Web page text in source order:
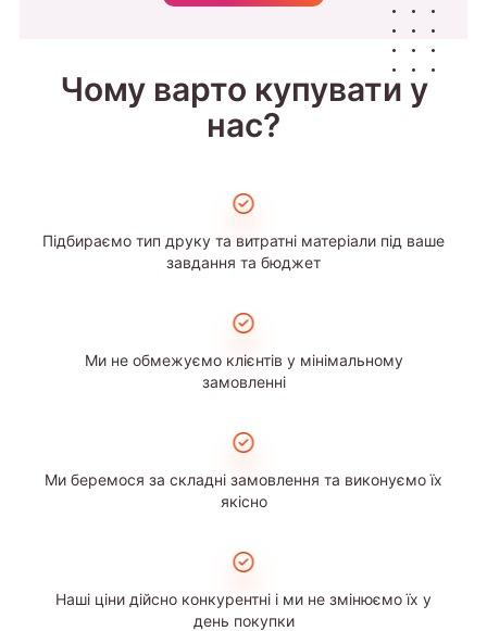
Чому варто купувати у
нас?
Підбираємо тип друку та витратні матеріали під ваше
завдання та бюджет
Ми не обмежуємо клієнтів у мінімальному
замовленні
Ми беремося за складні замовлення та виконуємо їх
якісно
Наші ціни дійсно конкурентні і ми не змінюємо їх у
день покупки